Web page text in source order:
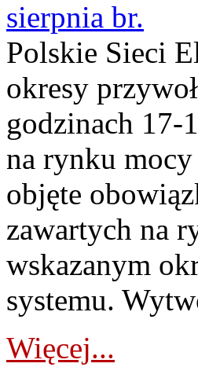
sierpnia br.
Polskie Sieci
okresy
godzinach 17-
na rynku
objęte
zawartych na
wskazanym
systemu.
Więcej...